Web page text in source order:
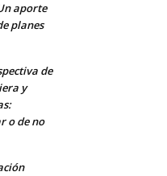
aporte
planes
de
y
o de no